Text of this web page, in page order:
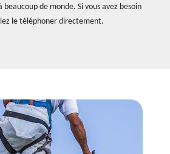
beaucoup de monde. Si vous avez besoin
le téléphoner directement.